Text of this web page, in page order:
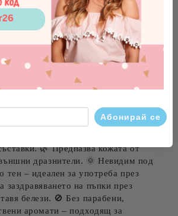
примесите, извлича
възпалената зона от бактерии и
да изсушава кожата. Тяхната лека
без парабени, сулфати и излишна
за хора, които предпочитат
без жестокост (cruelty free).
естествения процес на
и възпалението. 🌸 Ползи
възпалението и
🌿 Предпазва кожата от
дразнители. 🌞 Невидим под
тен – идеален за употреба през
заздравяването на пъпки през
белези. 🚫 Без парабени,
аромати – подходящ за